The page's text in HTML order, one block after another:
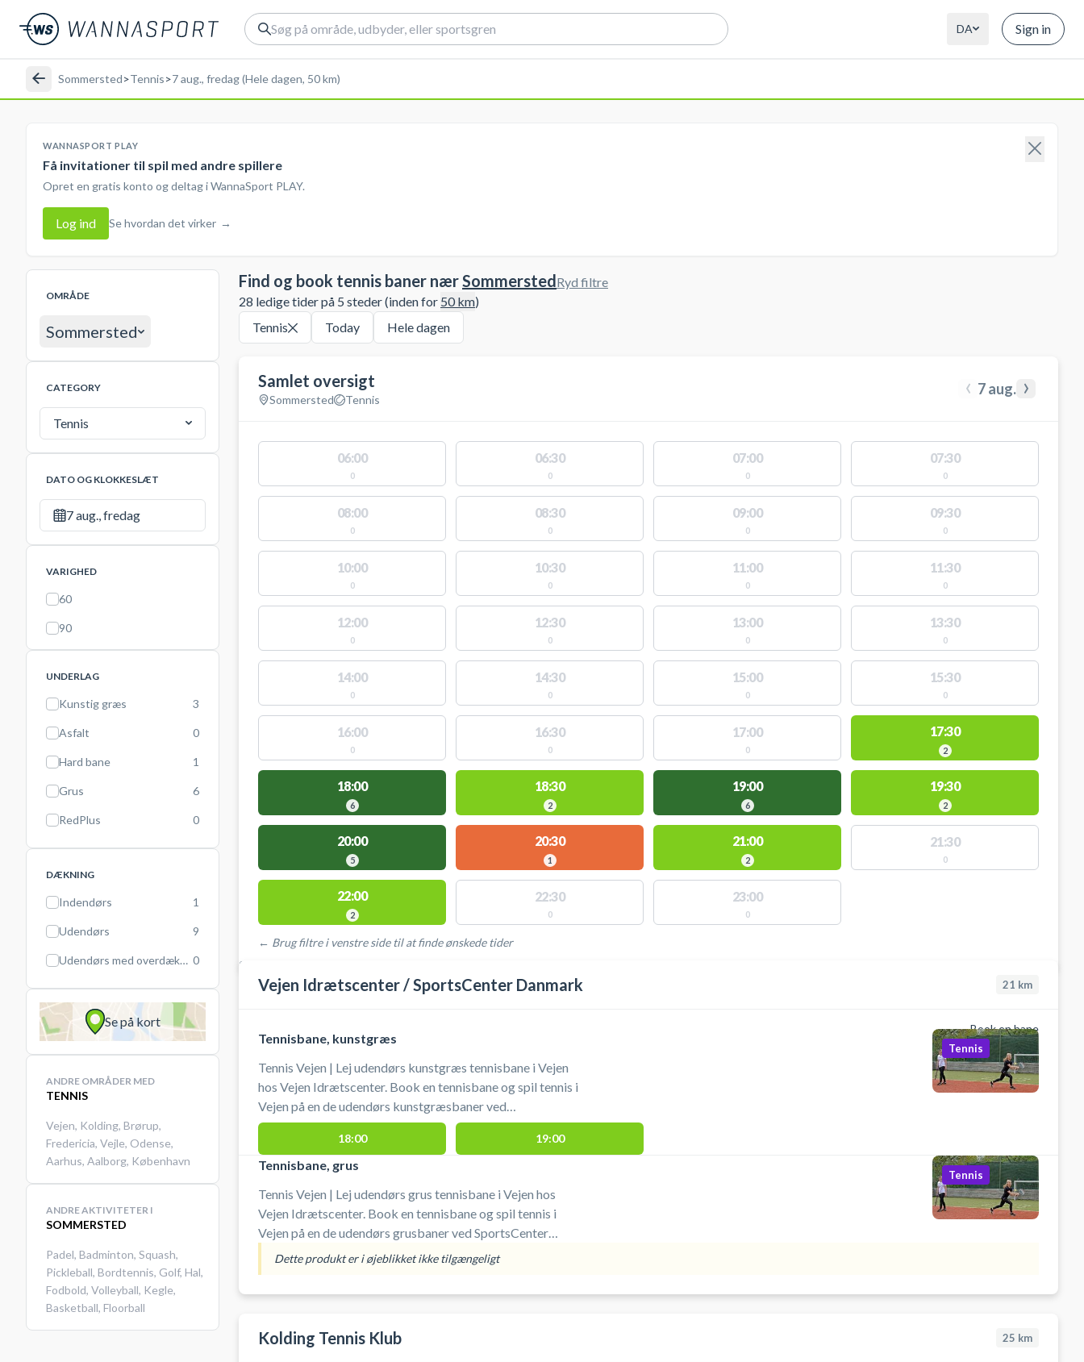
DA Sign in
Sommersted>Tennis>7 aug., fredag (Hele dagen, 50 km)
WANNASPORT PLAY
Få invitationer til spil med andre spillere
Opret en gratis konto og deltag i WannaSport PLAY.
Log ind Se hvordan det virker →
OMRÅDE
Sommersted
CATEGORY
Tennis
DATO OG KLOKKESLÆT
7 aug., fredag
VARIGHED
60
90
UNDERLAG
Kunstig græs 3
Asfalt 0
Hard bane 1
Grus 6
RedPlus 0
DÆKNING
Indendørs 1
Udendørs 9
Udendørs med overdækning 0
Se på kort
ANDRE OMRÅDER MED
TENNIS
Vejen, Kolding, Brørup,
Fredericia, Vejle, Odense,
Aarhus, Aalborg, København
ANDRE AKTIVITETER I
SOMMERSTED
Padel, Badminton, Squash,
Pickleball, Bordtennis, Golf, Hal,
Fodbold, Volleyball, Kegle,
Basketball, Floorball
Find og book tennis baner nærSommersted
28 ledige tider på 5 steder (inden for 50km)
Ryd filtre
Tennis Today Hele dagen
Samlet oversigt
Sommersted Tennis ‹ 7 aug. ›
06:00
0
06:30
0
07:00
0
07:30
0
08:00
0
08:30
0
09:00
0
09:30
0
10:00
0
10:30
0
11:00
0
11:30
0
12:00
0
12:30
0
13:00
0
13:30
0
14:00
0
14:30
0
15:00
0
15:30
0
16:00
0
16:30
0
17:00
0
17:30
2
18:00
6
18:30
2
19:00
6
19:30
2
20:00
5
20:30
1
21:00
2
21:30
0
22:00
2
22:30
0
23:00
0
← Brug filtre i venstre side til at finde ønskede tider
STEDER MED LEDIGE AKTIVITETER
Vejen Idrætscenter / SportsCenter Danmark 21 km
Book en bane
Tennisbane, kunstgræs
Tennis Vejen | Lej udendørs kunstgræs tennisbane i Vejen
hos Vejen Idrætscenter. Book en tennisbane og spil tennis i
Vejen på en de udendørs kunstgræsbaner ved
SportsCenter Danmark. Nøgle til tennisbanen skal
afhentes og afleveres i receptionen, hvor det også er
muligt at leje ketcher og bolde. Gratis parkering er muligt
Tennis
18:00 19:00
Tennisbane, grus
Tennis Vejen | Lej udendørs grus tennisbane i Vejen hos
Vejen Idrætscenter. Book en tennisbane og spil tennis i
Vejen på en de udendørs grusbaner ved SportsCenter
Danmark. Nøgle til tennisbanen skal afhentes og afleveres
i receptionen, hvor det også er muligt at leje ketcher og
bolde. Gratis parkering er muligt ved booking af
Tennis
Dette produkt er i øjeblikket ikke tilgængeligt
Kolding Tennis Klub 25 km